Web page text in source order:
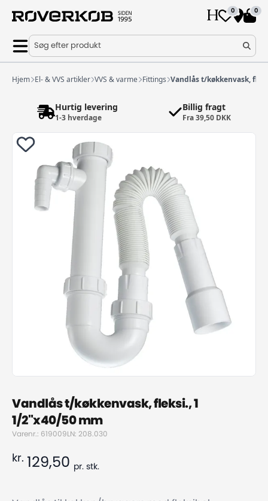
0 0
Søg efter produkt
Hjem El- & VVS artikler VVS & varme Fittings Vandlås t/køkkenvask,
Hurtig levering
1-3 hverdage
Billig fragt
Fra 39,50 DKK
Vandlås t/køkkenvask, fleksi., 1
1/2"x40/50 mm
Varenr.: 619009LN: 208.030
kr. 129,50 pr. stk.